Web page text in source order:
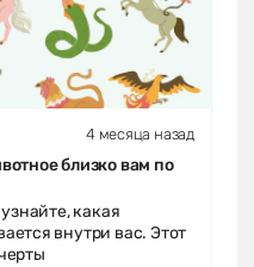
4 месяца назад
близко вам по
какая
внутри вас. Этот